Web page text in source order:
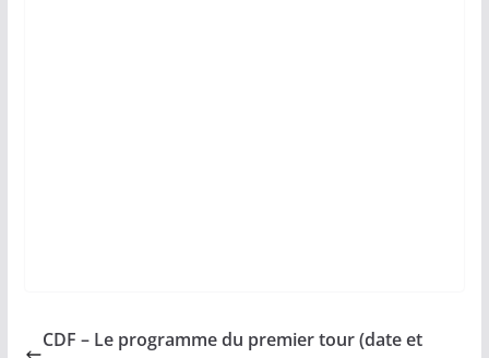
CDF – Le programme du premier tour (date et